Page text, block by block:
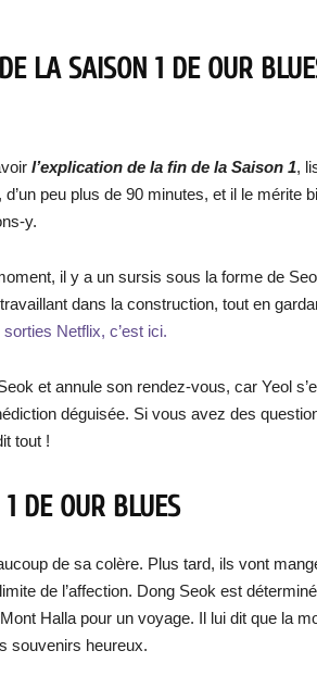
LA SAISON 1 DE OUR
l’explication de la fin de la Saison 1,
peu plus de 90 minutes, et il le mérite
y.
il y a un sursis sous la forme de
dans la construction, tout en
Netflix, c’est ici.
et annule son rendez-vous, car Yeol
déguisée. Si vous avez des
tout !
DE OUR BLUES
de sa colère. Plus tard, ils vont
de l’affection. Dong Seok est
Halla pour un voyage. Il lui dit que la
souvenirs heureux.